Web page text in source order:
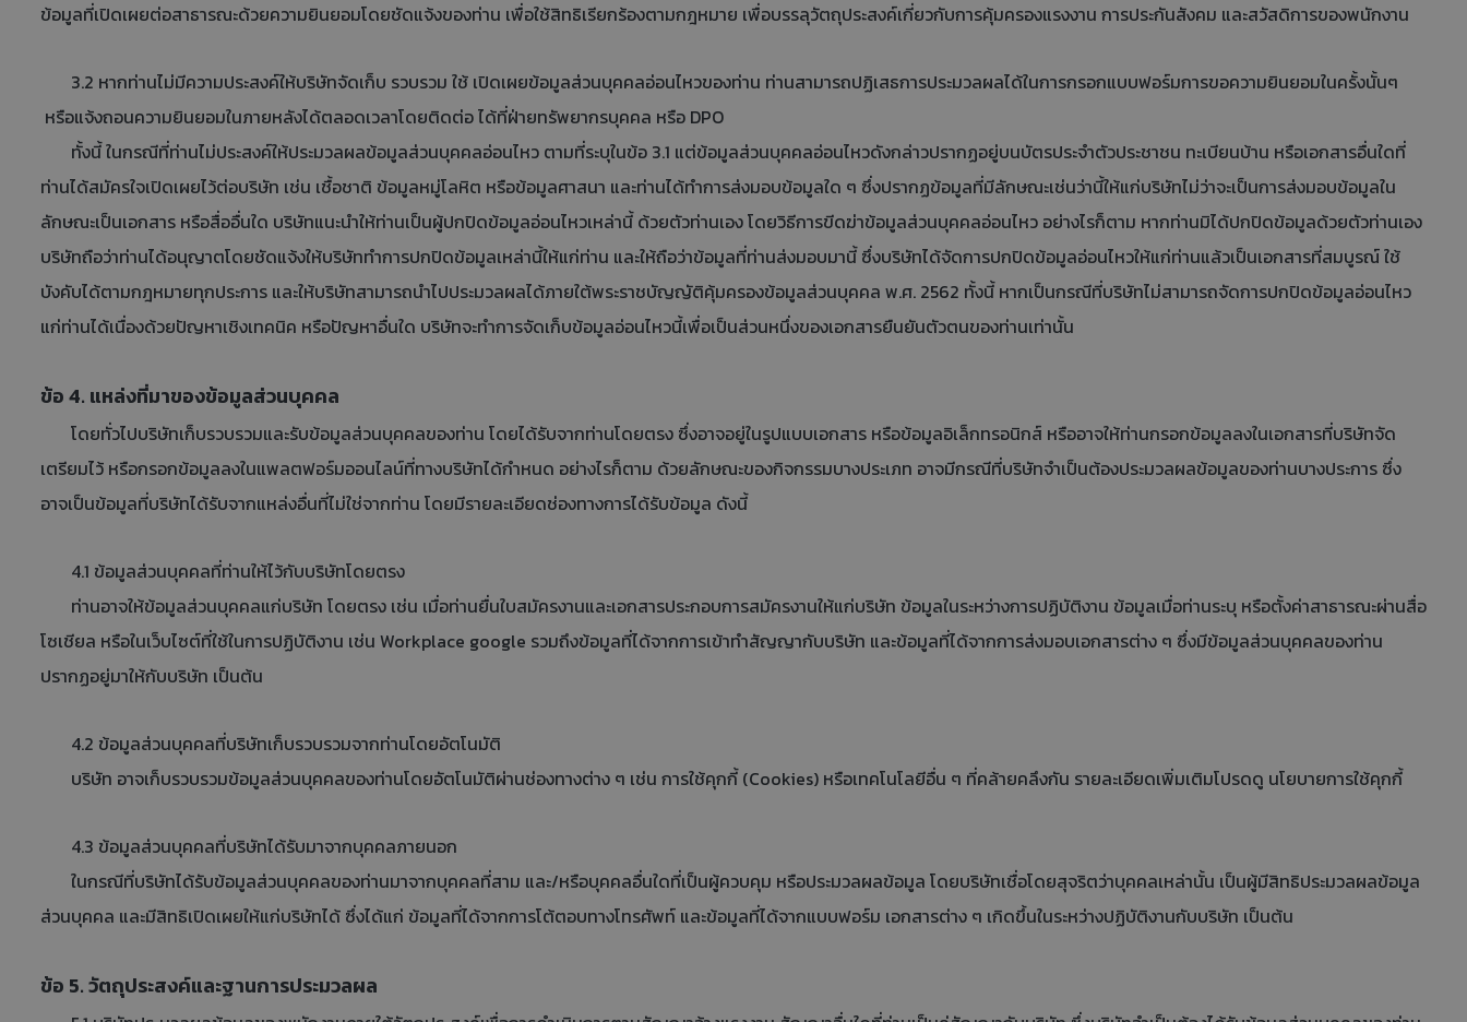
ข้อมูลที่เปิดเผยต่อสาธารณะด้วยความยินยอมโดยชัดแจ้งของท่าน เพื่อใช้สิทธิเรียกร้องตามกฎหมาย เพื่อบรรลุวัตถุประสงค์เกี่ยวกับการคุ้มครองแรงงาน การประกันสังคม และสวัสดิการของพนักงาน
3.2 หากท่านไม่มีความประสงค์ให้บริษัทจัดเก็บ รวบรวม ใช้ เปิดเผยข้อมูลส่วนบุคคลอ่อนไหวของท่าน ท่านสามารถปฏิเสธการประมวลผลได้ในการกรอกแบบฟอร์มการขอความยินยอมในครั้งนั้นๆ
หรือแจ้งถอนความยินยอมในภายหลังได้ตลอดเวลาโดยติดต่อ ได้ที่ฝ่ายทรัพยากรบุคคล หรือ DPO
ทั้งนี้ ในกรณีที่ท่านไม่ประสงค์ให้ประมวลผลข้อมูลส่วนบุคคลอ่อนไหว ตามที่ระบุในข้อ 3.1 แต่ข้อมูลส่วนบุคคลอ่อนไหวดังกล่าวปรากฏอยู่บนบัตรประจำตัวประชาชน ทะเบียนบ้าน หรือเอกสารอื่นใดที่
ท่านได้สมัครใจเปิดเผยไว้ต่อบริษัท เช่น เชื้อชาติ ข้อมูลหมู่โลหิต หรือข้อมูลศาสนา และท่านได้ทำการส่งมอบข้อมูลใด ๆ ซึ่งปรากฏข้อมูลที่มีลักษณะเช่นว่านี้ให้แก่บริษัทไม่ว่าจะเป็นการส่งมอบข้อมูลใน
ลักษณะเป็นเอกสาร หรือสื่ออื่นใด บริษัทแนะนำให้ท่านเป็นผู้ปกปิดข้อมูลอ่อนไหวเหล่านี้ ด้วยตัวท่านเอง โดยวิธีการขีดฆ่าข้อมูลส่วนบุคคลอ่อนไหว อย่างไรก็ตาม หากท่านมิได้ปกปิดข้อมูลด้วยตัวท่านเอง
บริษัทถือว่าท่านได้อนุญาตโดยชัดแจ้งให้บริษัททำการปกปิดข้อมูลเหล่านี้ให้แก่ท่าน และให้ถือว่าข้อมูลที่ท่านส่งมอบมานี้ ซึ่งบริษัทได้จัดการปกปิดข้อมูลอ่อนไหวให้แก่ท่านแล้วเป็นเอกสารที่สมบูรณ์ ใช้
บังคับได้ตามกฎหมายทุกประการ และให้บริษัทสามารถนำไปประมวลผลได้ภายใต้พระราชบัญญัติคุ้มครองข้อมูลส่วนบุคคล พ.ศ. 2562 ทั้งนี้ หากเป็นกรณีที่บริษัทไม่สามารถจัดการปกปิดข้อมูลอ่อนไหว
แก่ท่านได้เนื่องด้วยปัญหาเชิงเทคนิค หรือปัญหาอื่นใด บริษัทจะทำการจัดเก็บข้อมูลอ่อนไหวนี้เพื่อเป็นส่วนหนึ่งของเอกสารยืนยันตัวตนของท่านเท่านั้น
ข้อ 4. แหล่งที่มาของข้อมูลส่วนบุคคล
โดยทั่วไปบริษัทเก็บรวบรวมและรับข้อมูลส่วนบุคคลของท่าน โดยได้รับจากท่านโดยตรง ซึ่งอาจอยู่ในรูปแบบเอกสาร หรือข้อมูลอิเล็กทรอนิกส์ หรืออาจให้ท่านกรอกข้อมูลลงในเอกสารที่บริษัทจัด
เตรียมไว้ หรือกรอกข้อมูลลงในแพลตฟอร์มออนไลน์ที่ทางบริษัทได้กำหนด อย่างไรก็ตาม ด้วยลักษณะของกิจกรรมบางประเภท อาจมีกรณีที่บริษัทจำเป็นต้องประมวลผลข้อมูลของท่านบางประการ ซึ่ง
อาจเป็นข้อมูลที่บริษัทได้รับจากแหล่งอื่นที่ไม่ใช่จากท่าน โดยมีรายละเอียดช่องทางการได้รับข้อมูล ดังนี้
4.1 ข้อมูลส่วนบุคคลที่ท่านให้ไว้กับบริษัทโดยตรง
ท่านอาจให้ข้อมูลส่วนบุคคลแก่บริษัท โดยตรง เช่น เมื่อท่านยื่นใบสมัครงานและเอกสารประกอบการสมัครงานให้แก่บริษัท ข้อมูลในระหว่างการปฏิบัติงาน ข้อมูลเมื่อท่านระบุ หรือตั้งค่าสาธารณะผ่านสื่อ
โซเชียล หรือในเว็บไซต์ที่ใช้ในการปฏิบัติงาน เช่น Workplace google รวมถึงข้อมูลที่ได้จากการเข้าทำสัญญากับบริษัท และข้อมูลที่ได้จากการส่งมอบเอกสารต่าง ๆ ซึ่งมีข้อมูลส่วนบุคคลของท่าน
ปรากฏอยู่มาให้กับบริษัท เป็นต้น
4.2 ข้อมูลส่วนบุคคลที่บริษัทเก็บรวบรวมจากท่านโดยอัตโนมัติ
บริษัท อาจเก็บรวบรวมข้อมูลส่วนบุคคลของท่านโดยอัตโนมัติผ่านช่องทางต่าง ๆ เช่น การใช้คุกกี้ (Cookies) หรือเทคโนโลยีอื่น ๆ ที่คล้ายคลึงกัน รายละเอียดเพิ่มเติมโปรดดู นโยบายการใช้คุกกี้
4.3 ข้อมูลส่วนบุคคลที่บริษัทได้รับมาจากบุคคลภายนอก
ในกรณีที่บริษัทได้รับข้อมูลส่วนบุคคลของท่านมาจากบุคคลที่สาม และ/หรือบุคคลอื่นใดที่เป็นผู้ควบคุม หรือประมวลผลข้อมูล โดยบริษัทเชื่อโดยสุจริตว่าบุคคลเหล่านั้น เป็นผู้มีสิทธิประมวลผลข้อมูล
ส่วนบุคคล และมีสิทธิเปิดเผยให้แก่บริษัทได้ ซึ่งได้แก่ ข้อมูลที่ได้จากการโต้ตอบทางโทรศัพท์ และข้อมูลที่ได้จากแบบฟอร์ม เอกสารต่าง ๆ เกิดขึ้นในระหว่างปฏิบัติงานกับบริษัท เป็นต้น
ข้อ 5. วัตถุประสงค์และฐานการประมวลผล